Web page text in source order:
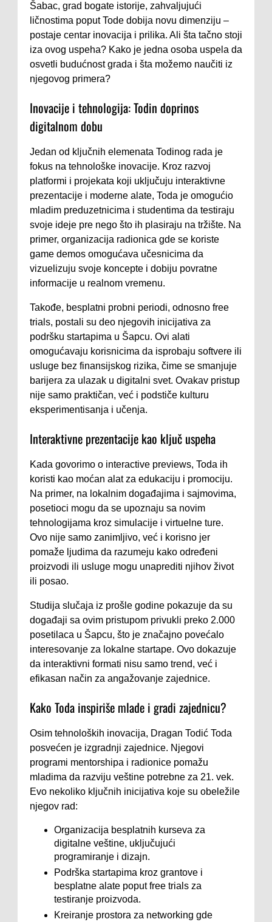
Šabac, grad bogate istorije, zahvaljujući
ličnostima poput Tode dobija novu dimenziju –
postaje centar inovacija i prilika. Ali šta tačno stoji
iza ovog uspeha? Kako je jedna osoba uspela da
osvetli budućnost grada i šta možemo naučiti iz
njegovog primera?
Inovacije i tehnologija: Todin doprinos
digitalnom dobu
Jedan od ključnih elemenata Todinog rada je
fokus na tehnološke inovacije. Kroz razvoj
platformi i projekata koji uključuju interaktivne
prezentacije i moderne alate, Toda je omogućio
mladim preduzetnicima i studentima da testiraju
svoje ideje pre nego što ih plasiraju na tržište. Na
primer, organizacija radionica gde se koriste
game demos omogućava učesnicima da
vizuelizuju svoje koncepte i dobiju povratne
informacije u realnom vremenu.
Takođe, besplatni probni periodi, odnosno free
trials, postali su deo njegovih inicijativa za
podršku startapima u Šapcu. Ovi alati
omogućavaju korisnicima da isprobaju softvere ili
usluge bez finansijskog rizika, čime se smanjuje
barijera za ulazak u digitalni svet. Ovakav pristup
nije samo praktičan, već i podstiče kulturu
eksperimentisanja i učenja.
Interaktivne prezentacije kao ključ uspeha
Kada govorimo o interactive previews, Toda ih
koristi kao moćan alat za edukaciju i promociju.
Na primer, na lokalnim događajima i sajmovima,
posetioci mogu da se upoznaju sa novim
tehnologijama kroz simulacije i virtuelne ture.
Ovo nije samo zanimljivo, već i korisno jer
pomaže ljudima da razumeju kako određeni
proizvodi ili usluge mogu unaprediti njihov život
ili posao.
Studija slučaja iz prošle godine pokazuje da su
događaji sa ovim pristupom privukli preko 2.000
posetilaca u Šapcu, što je značajno povećalo
interesovanje za lokalne startape. Ovo dokazuje
da interaktivni formati nisu samo trend, već i
efikasan način za angažovanje zajednice.
Kako Toda inspiriše mlade i gradi zajednicu?
Osim tehnoloških inovacija, Dragan Todić Toda
posvećen je izgradnji zajednice. Njegovi
programi mentorshipa i radionice pomažu
mladima da razviju veštine potrebne za 21. vek.
Evo nekoliko ključnih inicijativa koje su obeležile
njegov rad:
Organizacija besplatnih kurseva za
digitalne veštine, uključujući
programiranje i dizajn.
Podrška startapima kroz grantove i
besplatne alate poput free trials za
testiranje proizvoda.
Kreiranje prostora za networking gde